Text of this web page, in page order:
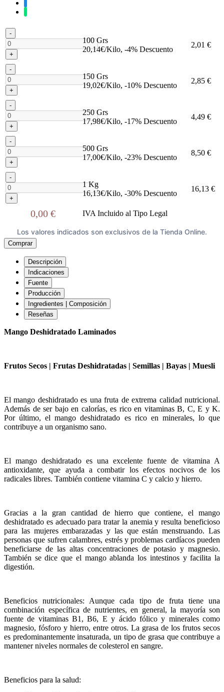
-
+
100 Grs
20,14€/Kilo, -4% Descuento
2,01 €
-
+
150 Grs
19,02€/Kilo, -10% Descuento
2,85 €
-
+
250 Grs
17,98€/Kilo, -17% Descuento
4,49 €
-
+
500 Grs
17,00€/Kilo, -23% Descuento
8,50 €
-
+
1 Kg
16,13€/Kilo, -30% Descuento
16,13 €
0,00 € IVA Incluido al Tipo Legal
Los valores indicados son exclusivos de la Tienda Online.
Comprar
Descripción
Indicaciones
Fuente
Producción
Ingredientes | Composición
Reseñas
Mango Deshidratado Laminados
Frutos Secos | Frutas Deshidratadas | Semillas | Bayas | Muesli
El mango deshidratado es una fruta de extrema calidad nutricional.
Además de ser bajo en calorías, es rico en vitaminas B, C, E y K.
Por último, el mango deshidratado es rico en minerales, lo que
contribuye a un organismo sano.
El mango deshidratado es una excelente fuente de vitamina A
antioxidante, que ayuda a combatir los efectos nocivos de los
radicales libres. También contiene vitamina C y calcio y hierro.
Gracias a la gran cantidad de hierro que contiene, el mango
deshidratado es adecuado para tratar la anemia y resulta beneficioso
para las mujeres embarazadas y las que están menstruando. Las
personas que sufren calambres, estrés y problemas cardíacos pueden
beneficiarse de las altas concentraciones de potasio y magnesio.
También se dice que el mango ablanda los intestinos y facilita la
digestión.
Beneficios nutricionales: Aunque cada tipo de fruta tiene una
combinación específica de nutrientes, en general, la mayoría son
fuente de vitaminas B1, B6, E y ácido fólico y minerales como
magnesio, fósforo y hierro, entre otros. La grasa de los frutos secos
es predominantemente insaturada, un tipo de grasa que contribuye a
mantener niveles normales de colesterol en sangre.
Beneficios para la salud: